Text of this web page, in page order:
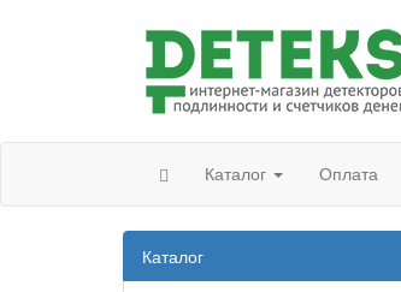
Каталог Оплата
Каталог